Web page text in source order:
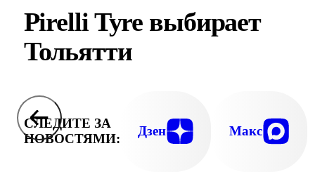
Pirelli Tyre выбирает
Тольятти
СЛЕДИТЕ ЗА
НОВОСТЯМИ:
Дзен Макс